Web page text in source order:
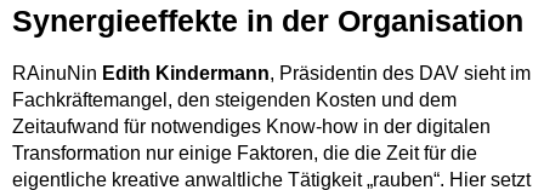
Synergieeffekte in der Organisation
RAinuNin Edith Kindermann, Präsidentin des DAV sieht im
Fachkräftemangel, den steigenden Kosten und dem
Zeitaufwand für notwendiges Know-how in der digitalen
Transformation nur einige Faktoren, die die Zeit für die
eigentliche kreative anwaltliche Tätigkeit „rauben“. Hier setzt